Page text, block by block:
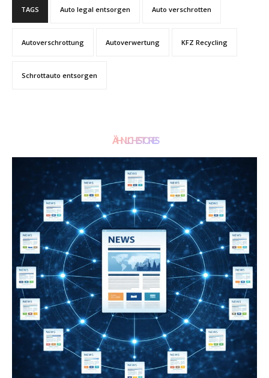
TAGS Auto legal entsorgen Auto verschrotten
Autoverschrottung Autoverwertung KFZ Recycling
Schrottauto entsorgen
ÄHNLICHE STORIES